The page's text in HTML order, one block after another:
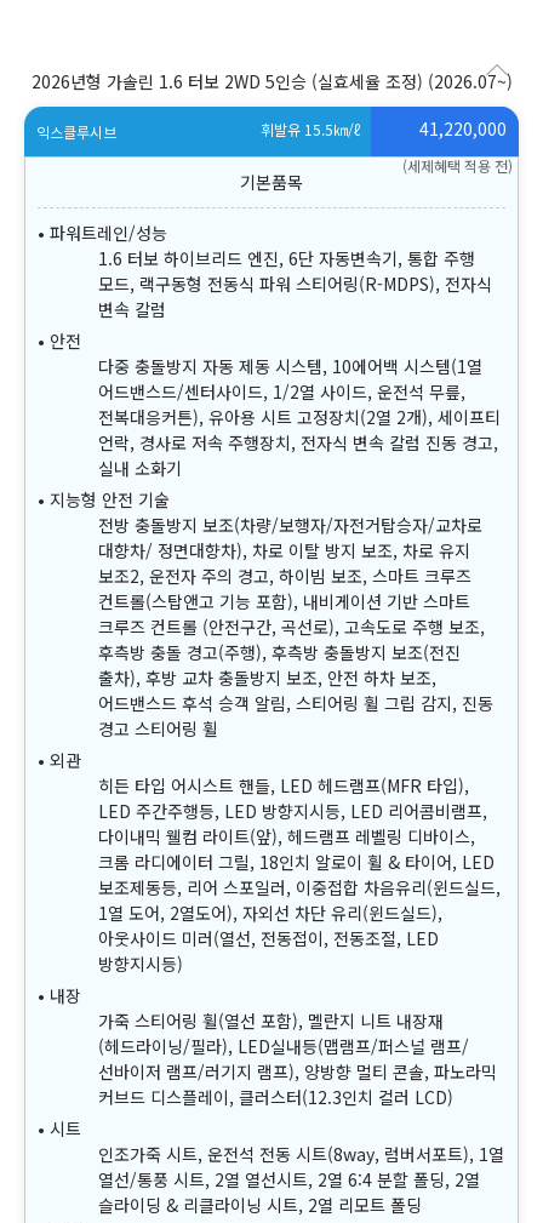
2026년형 가솔린 1.6 터보 2WD 5인승 (실효세율 조정) (2026.07~)
익스클루시브 휘발유 15.5㎞/ℓ
(세제혜택 적용 전)
41,220,000
파워트레인/성능
1.6 터보 하이브리드 엔진, 6단 자동변속기, 통합 주행
모드, 랙구동형 전동식 파워 스티어링(R-MDPS), 전자식
변속 칼럼
안전
다중 충돌방지 자동 제동 시스템, 10에어백 시스템(1열
어드밴스드/센터사이드, 1/2열 사이드, 운전석 무릎,
전복대응커튼), 유아용 시트 고정장치(2열 2개), 세이프티
언락, 경사로 저속 주행장치, 전자식 변속 칼럼 진동 경고,
실내 소화기
지능형 안전 기술
전방 충돌방지 보조(차량/보행자/자전거탑승자/교차로
대향차/ 정면대향차), 차로 이탈 방지 보조, 차로 유지
보조2, 운전자 주의 경고, 하이빔 보조, 스마트 크루즈
컨트롤(스탑앤고 기능 포함), 내비게이션 기반 스마트
크루즈 컨트롤 (안전구간, 곡선로), 고속도로 주행 보조,
후측방 충돌 경고(주행), 후측방 충돌방지 보조(전진
출차), 후방 교차 충돌방지 보조, 안전 하차 보조,
어드밴스드 후석 승객 알림, 스티어링 휠 그립 감지, 진동
경고 스티어링 휠
외관
히든 타입 어시스트 핸들, LED 헤드램프(MFR 타입),
LED 주간주행등, LED 방향지시등, LED 리어콤비램프,
다이내믹 웰컴 라이트(앞), 헤드램프 레벨링 디바이스,
크롬 라디에이터 그릴, 18인치 알로이 휠 & 타이어, LED
보조제동등, 리어 스포일러, 이중접합 차음유리(윈드실드,
1열 도어, 2열도어), 자외선 차단 유리(윈드실드),
아웃사이드 미러(열선, 전동접이, 전동조절, LED
방향지시등)
내장
가죽 스티어링 휠(열선 포함), 멜란지 니트 내장재
(헤드라이닝/필라), LED실내등(맵램프/퍼스널 램프/
선바이저 램프/러기지 램프), 양방향 멀티 콘솔, 파노라믹
커브드 디스플레이, 클러스터(12.3인치 컬러 LCD)
시트
인조가죽 시트, 운전석 전동 시트(8way, 럼버서포트), 1열
열선/통풍 시트, 2열 열선시트, 2열 6:4 분할 폴딩, 2열
슬라이딩 & 리클라이닝 시트, 2열 리모트 폴딩